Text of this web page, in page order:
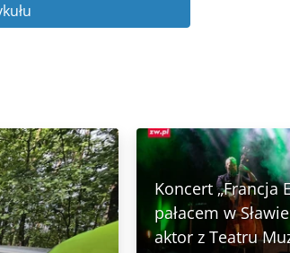
Koncert „Francja
pałacem w
aktor z Teatru